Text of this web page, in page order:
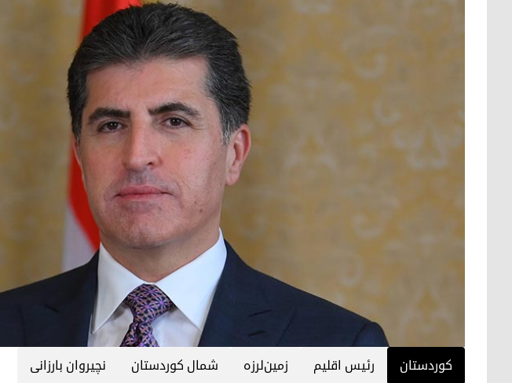
کوردستان رئیس اقلیم زمین‌لرزه شمال کوردستان نچیروان بارزانی